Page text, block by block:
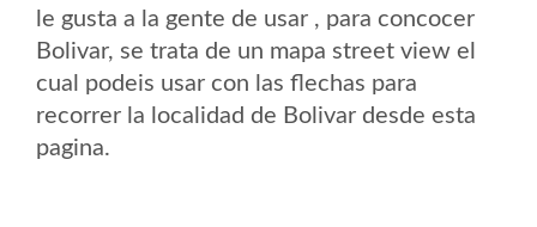
le gusta a la gente de usar , para concocer
Bolivar, se trata de un mapa street view el
cual podeis usar con las flechas para
recorrer la localidad de Bolivar desde esta
pagina.